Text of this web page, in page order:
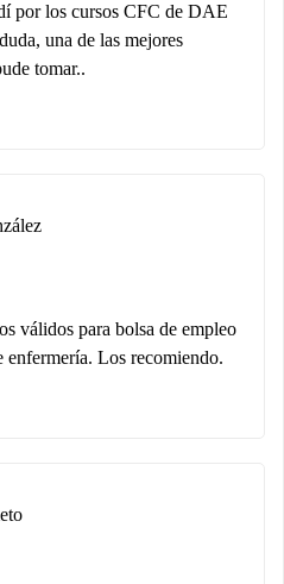
por los cursos CFC de DAE
una de las mejores
tomar..
válidos para bolsa de empleo
enfermería. Los recomiendo.